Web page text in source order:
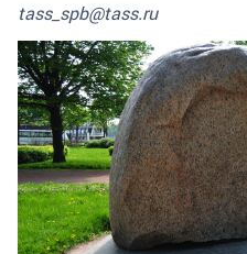
tass_spb@tass.ru